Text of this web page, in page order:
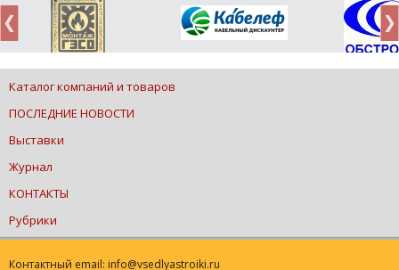
Каталог компаний и товаров
ПОСЛЕДНИЕ НОВОСТИ
Выставки
Журнал
КОНТАКТЫ
Рубрики
Контактный email: info@vsedlyastroiki.ru